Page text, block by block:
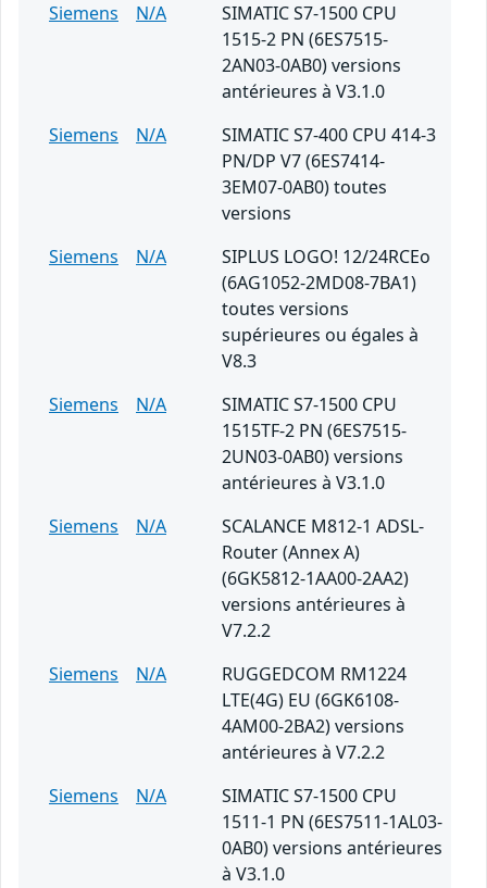
Siemens
N/A
SIMATIC S7-1500 CPU
1515-2 PN (6ES7515-
2AN03-0AB0) versions
antérieures à V3.1.0
Siemens
N/A
SIMATIC S7-400 CPU 414-3
PN/DP V7 (6ES7414-
3EM07-0AB0) toutes
versions
Siemens
N/A
SIPLUS LOGO! 12/24RCEo
(6AG1052-2MD08-7BA1)
toutes versions
supérieures ou égales à
V8.3
Siemens
N/A
SIMATIC S7-1500 CPU
1515TF-2 PN (6ES7515-
2UN03-0AB0) versions
antérieures à V3.1.0
Siemens
N/A
SCALANCE M812-1 ADSL-
Router (Annex A)
(6GK5812-1AA00-2AA2)
versions antérieures à
V7.2.2
Siemens
N/A
RUGGEDCOM RM1224
LTE(4G) EU (6GK6108-
4AM00-2BA2) versions
antérieures à V7.2.2
Siemens
N/A
SIMATIC S7-1500 CPU
1511-1 PN (6ES7511-1AL03-
0AB0) versions antérieures
à V3.1.0